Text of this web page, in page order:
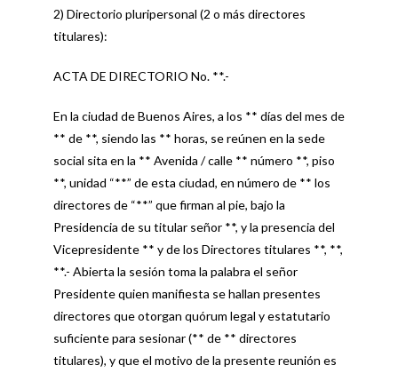
2) Directorio pluripersonal (2 o más directores
titulares):
ACTA DE DIRECTORIO No. **.-
En la ciudad de Buenos Aires, a los ** días del mes de
** de **, siendo las ** horas, se reúnen en la sede
social sita en la ** Avenida / calle ** número **, piso
**, unidad “**” de esta ciudad, en número de ** los
directores de “**” que firman al pie, bajo la
Presidencia de su titular señor **, y la presencia del
Vicepresidente ** y de los Directores titulares **, **,
**.- Abierta la sesión toma la palabra el señor
Presidente quien manifiesta se hallan presentes
directores que otorgan quórum legal y estatutario
suficiente para sesionar (** de ** directores
titulares), y que el motivo de la presente reunión es